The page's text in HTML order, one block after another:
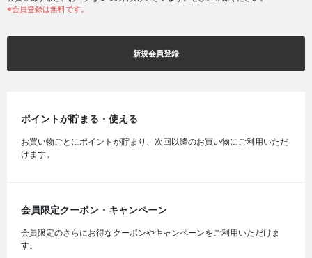
※会員登録は無料です。
新規会員登録
ポイントが貯まる・使える
お買い物ごとにポイントが貯まり、次回以降のお買い物にご利用いただ
けます。
会員限定クーポン・キャンペーン
会員限定のさらにお得なクーポンやキャンペーンをご利用いただけま
す。